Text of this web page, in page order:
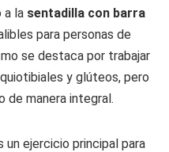
a la sentadilla con barra
para personas de
se destaca por trabajar
y glúteos, pero
de manera integral.
un ejercicio principal para